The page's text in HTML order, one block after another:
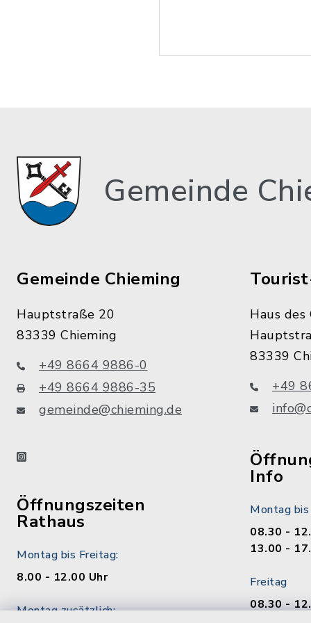
Gemeinde
Gemeinde Chieming
Hauptstraße 20
83339 Chieming
+49 8664 9886-0
+49 8664 9886-35
gemeinde@chieming.de
instagram
Öffnungszeiten
Rathaus
Montag bis Freitag:
8.00 - 12.00 Uhr
Montag zusätzlich:
Haus des
83339
+49
Info
Montag
08.30 -
13.00 -
Freitag
08.30 -